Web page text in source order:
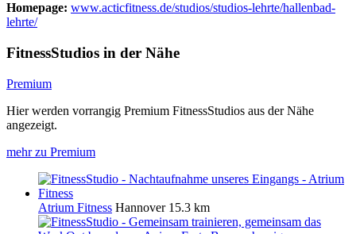
Homepage: www.acticfitness.de/studios/studios-lehrte/hallenbad-
lehrte/
FitnessStudios in der Nähe
Premium
Hier werden vorrangig Premium FitnessStudios aus der Nähe
angezeigt.
mehr zu Premium
Atrium Fitness Hannover 15.3 km